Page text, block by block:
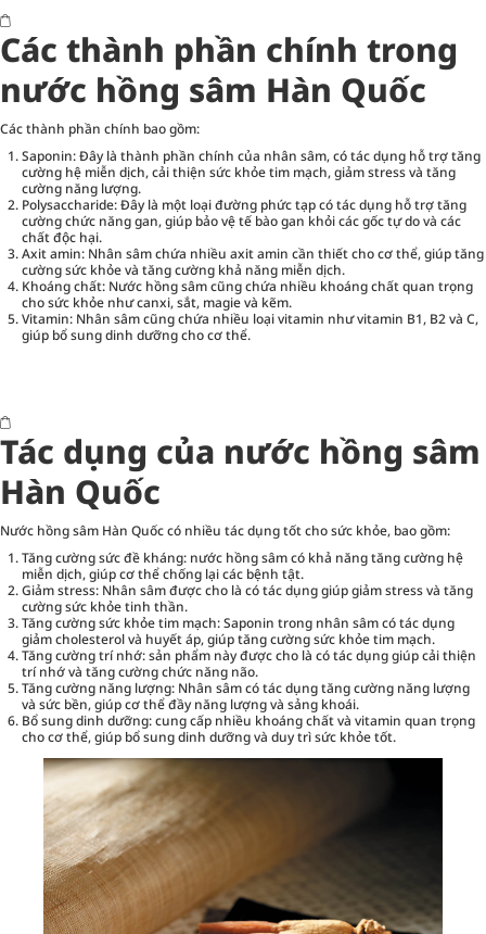
Các thành phần chính trong
nước hồng sâm Hàn Quốc
Các thành phần chính bao gồm:
Saponin: Đây là thành phần chính của nhân sâm, có tác dụng hỗ trợ tăng
cường hệ miễn dịch, cải thiện sức khỏe tim mạch, giảm stress và tăng
cường năng lượng.
Polysaccharide: Đây là một loại đường phức tạp có tác dụng hỗ trợ tăng
cường chức năng gan, giúp bảo vệ tế bào gan khỏi các gốc tự do và các
chất độc hại.
Axit amin: Nhân sâm chứa nhiều axit amin cần thiết cho cơ thể, giúp tăng
cường sức khỏe và tăng cường khả năng miễn dịch.
Khoáng chất: Nước hồng sâm cũng chứa nhiều khoáng chất quan trọng
cho sức khỏe như canxi, sắt, magie và kẽm.
Vitamin: Nhân sâm cũng chứa nhiều loại vitamin như vitamin B1, B2 và C,
giúp bổ sung dinh dưỡng cho cơ thể.
Tác dụng của nước hồng sâm
Hàn Quốc
Nước hồng sâm Hàn Quốc có nhiều tác dụng tốt cho sức khỏe, bao gồm:
Tăng cường sức đề kháng: nước hồng sâm có khả năng tăng cường hệ
miễn dịch, giúp cơ thể chống lại các bệnh tật.
Giảm stress: Nhân sâm được cho là có tác dụng giúp giảm stress và tăng
cường sức khỏe tinh thần.
Tăng cường sức khỏe tim mạch: Saponin trong nhân sâm có tác dụng
giảm cholesterol và huyết áp, giúp tăng cường sức khỏe tim mạch.
Tăng cường trí nhớ: sản phẩm này được cho là có tác dụng giúp cải thiện
trí nhớ và tăng cường chức năng não.
Tăng cường năng lượng: Nhân sâm có tác dụng tăng cường năng lượng
và sức bền, giúp cơ thể đầy năng lượng và sảng khoái.
Bổ sung dinh dưỡng: cung cấp nhiều khoáng chất và vitamin quan trọng
cho cơ thể, giúp bổ sung dinh dưỡng và duy trì sức khỏe tốt.